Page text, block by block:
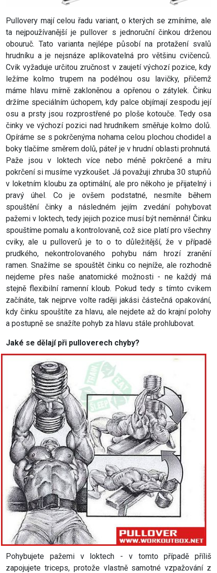
Pullovery mají celou řadu variant, o kterých se zmíníme, ale
ta nejpoužívanější je pullover s jednoruční činkou drženou
obouruč. Tato varianta nejlépe působí na protažení svalů
hrudníku a je nejsnáze aplikovatelná pro většinu cvičenců.
Cvik vyžaduje určitou zručnost v zaujetí výchozí pozice, kdy
ležíme kolmo trupem na podélnou osu lavičky, přičemž
máme hlavu mírně zakloněnou a opřenou o zátylek. Činku
držíme speciálním úchopem, kdy palce objímají zespodu její
osu a prsty jsou rozprostřené po ploše kotouče. Tedy osa
činky ve výchozí pozici nad hrudníkem směřuje kolmo dolů.
Opíráme se s pokrčenýma nohama celou plochou chodidel a
boky tlačíme směrem dolů, páteř je v hrudní oblasti prohnutá.
Paže jsou v loktech více nebo méně pokrčené a míru
pokrčení si musíme vyzkoušet. Já považuji zhruba 30 stupňů
v loketním kloubu za optimální, ale pro někoho je přijatelný i
pravý úhel. Co je ovšem podstatné, nesmíte během
spouštění činky a následném jejím zvedání pohybovat
pažemi v loktech, tedy jejich pozice musí být neměnná! Činku
spouštíme pomalu a kontrolovaně, což sice platí pro všechny
cviky, ale u pulloverů je to o to důležitější, že v případě
prudkého, nekontrolovaného pohybu nám hrozí zranění
ramen. Snažíme se spouštět činku co nejníže, ale rozhodně
nejdeme přes naše anatomické možnosti - ne každý má
stejně flexibilní ramenní kloub. Pokud tedy s tímto cvikem
začínáte, tak nejprve volte raději jakási částečná opakování,
kdy činku spouštíte za hlavu, ale nejdete až do krajní polohy
a postupně se snažíte pohyb za hlavu stále prohlubovat.
Jaké se dělají při pulloverech chyby?
Pohybujete pažemi v loktech - v tomto případě příliš
zapojujete triceps, protože vlastně samotné vzpažování z